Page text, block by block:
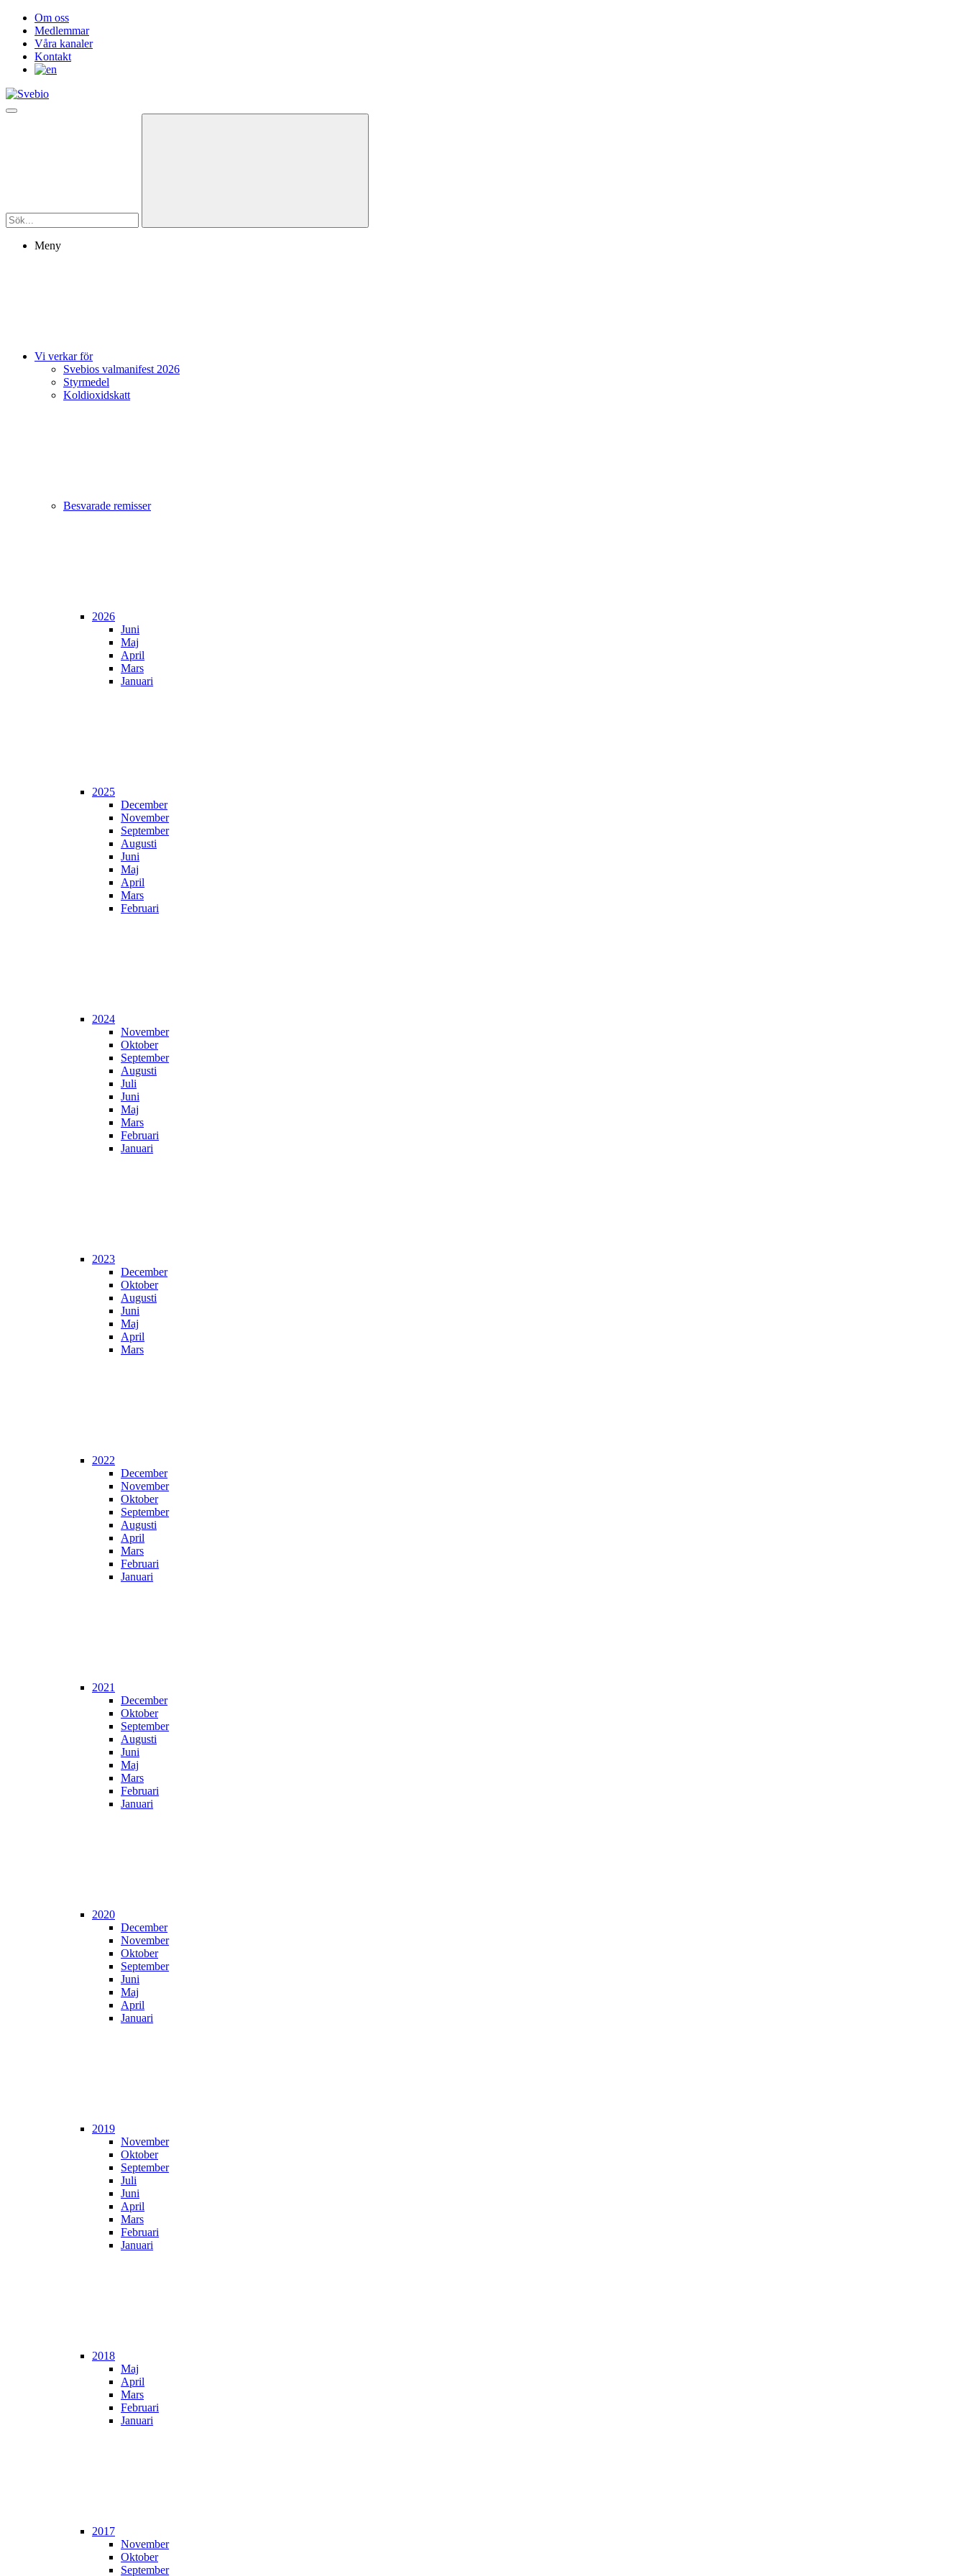
Om oss
Medlemmar
Våra kanaler
Kontakt
Meny
Vi verkar för
Svebios valmanifest 2026
Styrmedel
Koldioxidskatt
Besvarade remisser
2026
Juni
Maj
April
Mars
Januari
2025
December
November
September
Augusti
Juni
Maj
April
Mars
Februari
2024
November
Oktober
September
Augusti
Juli
Juni
Maj
Mars
Februari
Januari
2023
December
Oktober
Augusti
Juni
Maj
April
Mars
2022
December
November
Oktober
September
Augusti
April
Mars
Februari
Januari
2021
December
Oktober
September
Augusti
Juni
Maj
Mars
Februari
Januari
2020
December
November
Oktober
September
Juni
Maj
April
Januari
2019
November
Oktober
September
Juli
Juni
April
Mars
Februari
Januari
2018
Maj
April
Mars
Februari
Januari
2017
November
Oktober
September